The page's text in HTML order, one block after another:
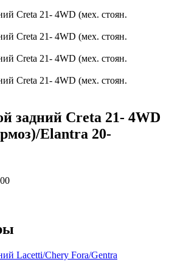
задний Creta 21- 4WD
Elantra 20-